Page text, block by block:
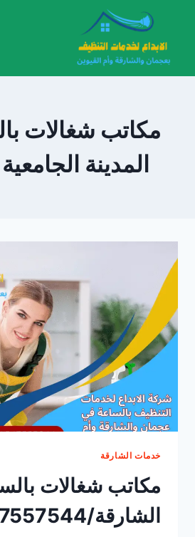
المحتوى
مكاتب شغالات
المدينة
خدمات الشارقة
مكاتب شغالات